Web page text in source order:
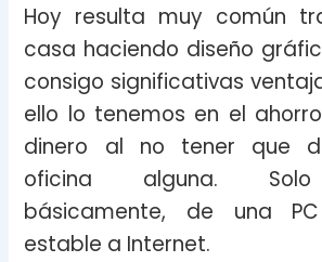
Hoy resulta muy común
casa haciendo diseño
consigo significativas
ello lo tenemos en el
dinero al no tener que
oficina alguna. Solo
básicamente, de una
estable a Internet.